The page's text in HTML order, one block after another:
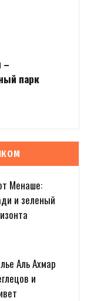
–
парк
Менаше:
и зеленый
Аль Ахмар
и